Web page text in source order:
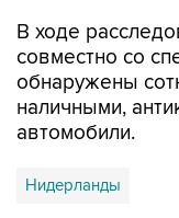
В ходе
совместно со
обнаружены
наличными,
автомобили.
Нидерланды